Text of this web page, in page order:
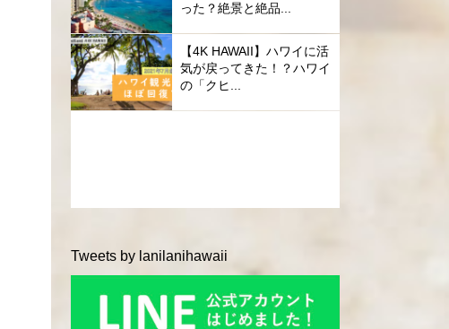
った？絶景と絶品...
【4K HAWAII】ハワイに活
気が戻ってきた！？ハワイ
の「クヒ...
Tweets by lanilanihawaii